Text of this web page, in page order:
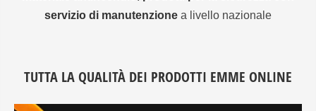
servizio di manutenzione a livello nazionale
TUTTA LA QUALITÀ DEI PRODOTTI EMME ONLINE